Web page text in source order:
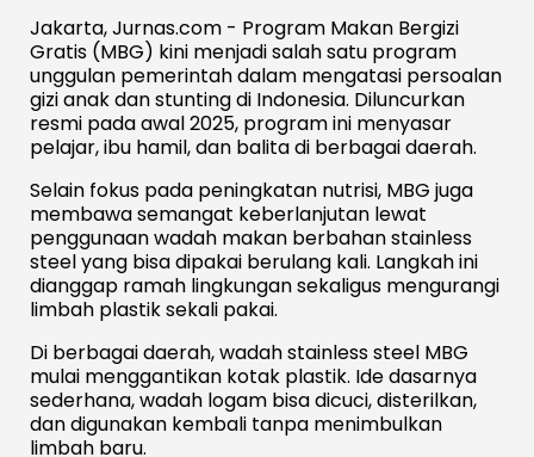
Jakarta, Jurnas.com - Program Makan Bergizi
Gratis (MBG) kini menjadi salah satu program
unggulan pemerintah dalam mengatasi persoalan
gizi anak dan stunting di Indonesia. Diluncurkan
resmi pada awal 2025, program ini menyasar
pelajar, ibu hamil, dan balita di berbagai daerah.
Selain fokus pada peningkatan nutrisi, MBG juga
membawa semangat keberlanjutan lewat
penggunaan wadah makan berbahan stainless
steel yang bisa dipakai berulang kali. Langkah ini
dianggap ramah lingkungan sekaligus mengurangi
limbah plastik sekali pakai.
Di berbagai daerah, wadah stainless steel MBG
mulai menggantikan kotak plastik. Ide dasarnya
sederhana, wadah logam bisa dicuci, disterilkan,
dan digunakan kembali tanpa menimbulkan
limbah baru.